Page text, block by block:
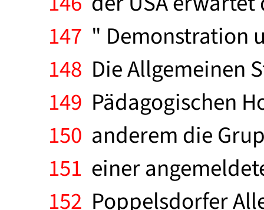
147 " Demonstration
148 Die Allgemeinen
149 Pädagogischen
150 anderem die
151 einer
152 Poppelsdorfer